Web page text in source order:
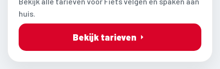
huis.
Bekijk tarieven